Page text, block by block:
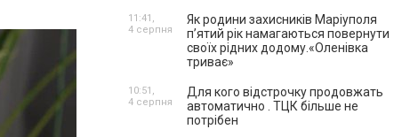
Як родини захисників Маріуполя
пʼятий рік намагаються повернути
своїх рідних додому.«Оленівка
триває»
11:41,
4 серпня
Для кого відстрочку продовжать
автоматично . ТЦК більше не
потрібен
10:51,
4 серпня